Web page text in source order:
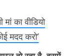
का वीडियो
मदद करो’